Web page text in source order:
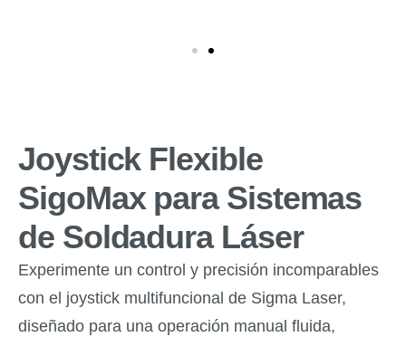
Joystick Flexible
SigoMax para Sistemas
de Soldadura Láser
Experimente un control y precisión incomparables
con el joystick multifuncional de Sigma Laser,
diseñado para una operación manual fluida,